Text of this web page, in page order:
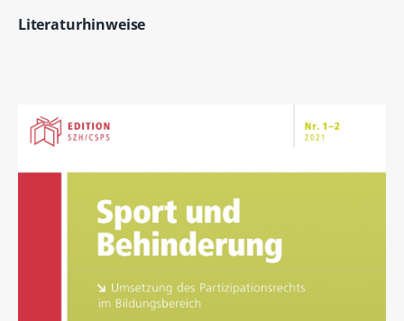
Literaturhinweise